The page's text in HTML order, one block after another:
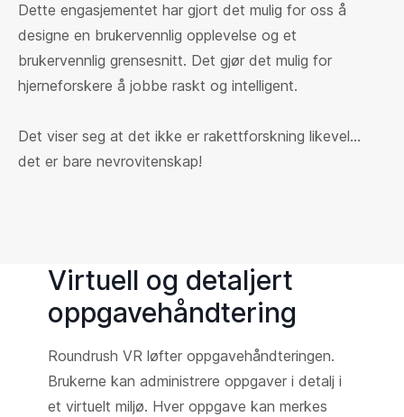
Dette engasjementet har gjort det mulig for oss å
designe en brukervennlig opplevelse og et
brukervennlig grensesnitt. Det gjør det mulig for
hjerneforskere å jobbe raskt og intelligent.
Det viser seg at det ikke er rakettforskning likevel...
det er bare nevrovitenskap!
Virtuell og detaljert
oppgavehåndtering
Roundrush VR løfter oppgavehåndteringen.
Brukerne kan administrere oppgaver i detalj i
et virtuelt miljø. Hver oppgave kan merkes